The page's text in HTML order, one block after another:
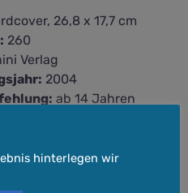
26,8 x 17,7 cm
260
Verlag
2004
ab 14 Jahren
Micha den Hydra-Chef
hinterlegen wir